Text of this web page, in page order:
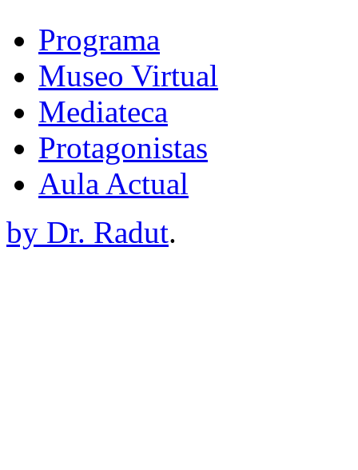
Programa
Museo Virtual
Mediateca
Protagonistas
Aula Actual
by Dr. Radut.